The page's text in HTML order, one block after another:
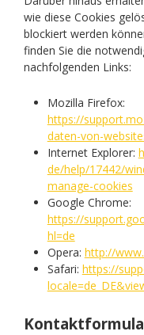
wie diese Cookies
blockiert werden
finden Sie die
nachfolgenden Links:
Mozilla Firefox:
https://
daten-von-
Internet Explorer:
de/help/17442/
manage-cookies
Google Chrome:
https://
hl=de
Opera: http://
Safari: https://